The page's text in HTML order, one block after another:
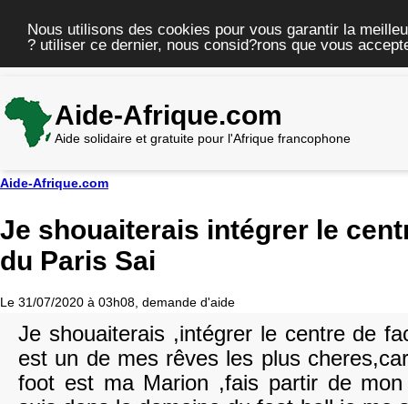
Nous utilisons des cookies pour vous garantir la
? utiliser ce dernier, nous consid?rons que vous
Aide-Afrique.com
Aide solidaire et gratuite pour l'Afrique francophone
Aide-Afrique.com
Je shouaiterais intégrer le
du Paris Sai
Le 31/07/2020 à 03h08, demande d'aide
Je shouaiterais ,intégrer le centre de
est un de mes rêves les plus
foot est ma Marion ,fais partir de mon